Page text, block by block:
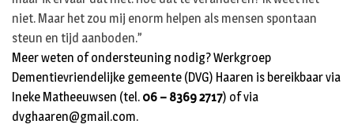
niet. Maar het zou mij enorm helpen als mensen spontaan
steun en tijd aanboden.”
Meer weten of ondersteuning nodig? Werkgroep
Dementievriendelijke gemeente (DVG) Haaren is bereikbaar via
Ineke Matheeuwsen (tel. 06 – 8369 2717) of via
dvghaaren@gmail.com.